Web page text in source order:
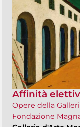
Affinità
Opere della
Fondazione